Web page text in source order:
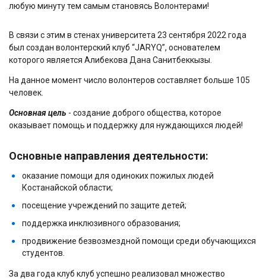
любую минуту тем самым становясь Волонтерами!
В связи с этим в стенах университета 23 сентября 2022 года
был создан волонтерский клуб “JARYQ”, основателем
которого является Алибекова Дана Санитбеккызы.
На данное момент число волонтеров составляет больше 105
человек.
Основная цель - создание доброго общества, которое
оказывает помощь и поддержку для нуждающихся людей!
Основные направления деятельности:
оказание помощи для одиноких пожилых людей
Костанайской области;
посещение учреждений по защите детей;
поддержка инклюзивного образования;
продвижение безвозмездной помощи среди обучающихся
студентов.
За два года клуб клуб успешно реализовал множество